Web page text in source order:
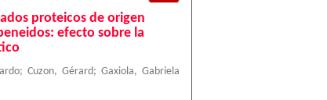
proteicos de origen
efecto sobre la
;Cuzon, Gérard;Gaxiola, Gabriela